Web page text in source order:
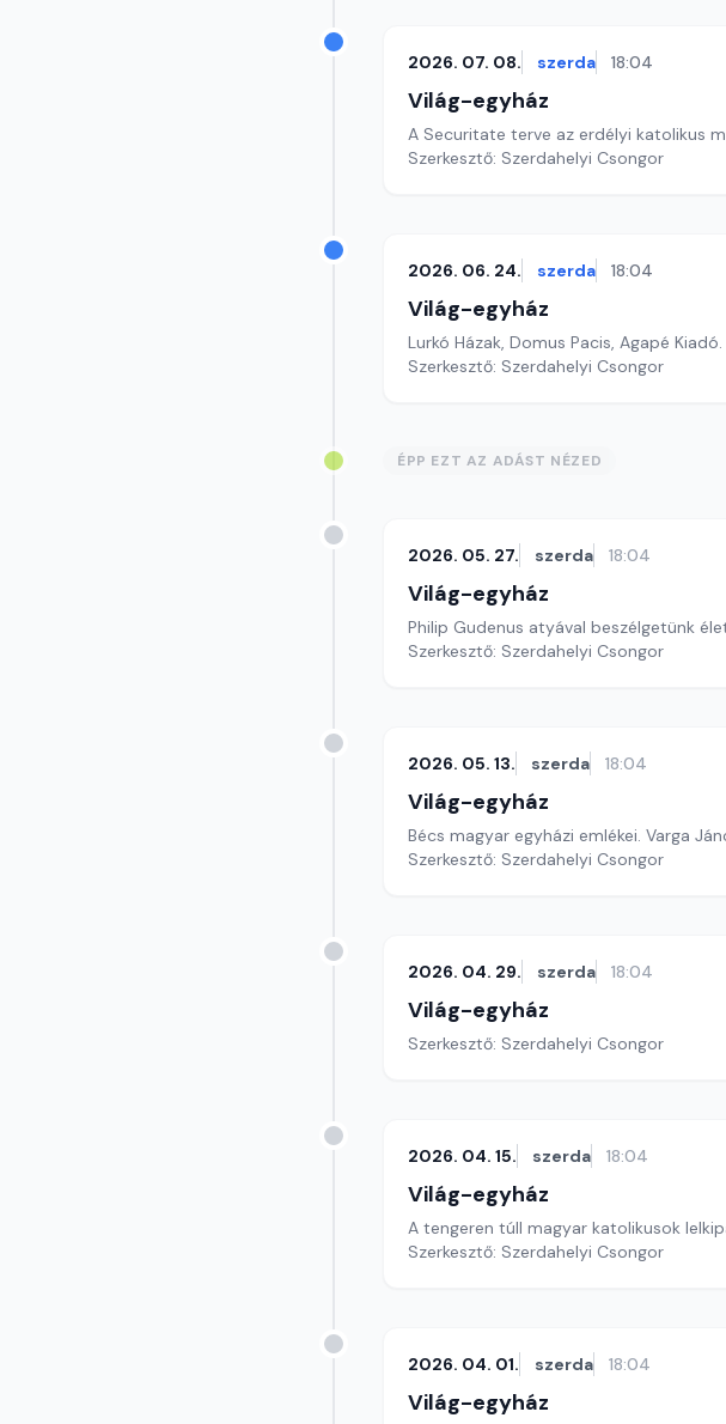
2026. 07. 08. szerda 18:04
Világ-egyház
A Securitate terve az erdélyi katolikus
Szerkesztő: Szerdahelyi Csongor
2026. 06. 24. szerda 18:04
Világ-egyház
Lurkó Házak, Domus Pacis, Agapé
Szerkesztő: Szerdahelyi Csongor
ÉPP EZT AZ ADÁST NÉZED
2026. 05. 27. szerda 18:04
Világ-egyház
Philip Gudenus atyával beszélgetünk
Szerkesztő: Szerdahelyi Csongor
2026. 05. 13. szerda 18:04
Világ-egyház
Bécs magyar egyházi emlékei. Varga
Szerkesztő: Szerdahelyi Csongor
2026. 04. 29. szerda 18:04
Világ-egyház
Szerkesztő: Szerdahelyi Csongor
2026. 04. 15. szerda 18:04
Világ-egyház
A tengeren túlI magyar katolikusok
Szerkesztő: Szerdahelyi Csongor
2026. 04. 01. szerda 18:04
Világ-egyház